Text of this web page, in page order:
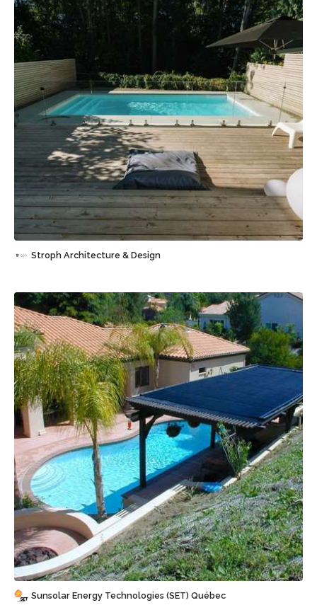
Sauvegarder
Stroph Architecture & Design
Sauvegarder
Sunsolar Energy Technologies (SET) Québec